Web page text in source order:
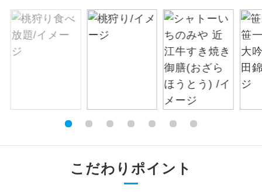
こだわりポイント
ご宿泊ホテルに露天風呂が付いていま
す。
ご宿泊ホテルに大浴場が付いています。
全てのお食事が付いていますので、お食
事の心配はいりません。（機内食を除
お部屋食
周りの音を気にせず、ガイドさんの説明